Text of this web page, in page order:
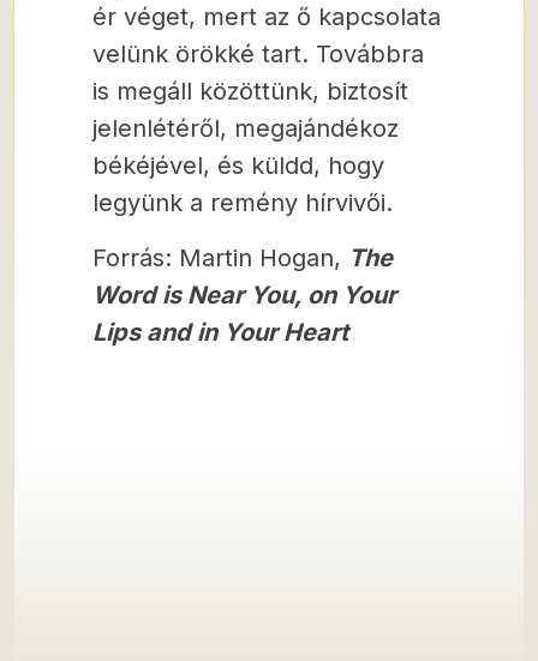
ér véget, mert az ő kapcsolata
velünk örökké tart. Továbbra
is megáll közöttünk, biztosít
jelenlétéről, megajándékoz
békéjével, és küldd, hogy
legyünk a remény hírvivői.
Forrás: Martin Hogan, The
Word is Near You, on Your
Lips and in Your Heart